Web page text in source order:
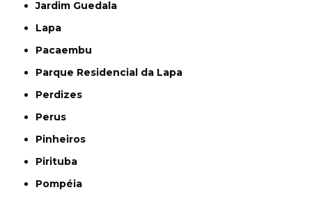
Jardim Guedala
Lapa
Pacaembu
Parque Residencial da Lapa
Perdizes
Perus
Pinheiros
Pirituba
Pompéia